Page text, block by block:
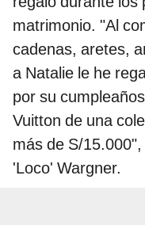
matrimonio. "Al
cadenas, aretes,
a Natalie le he
por su
Vuitton de una
más de S/
'Loco' Wargner.